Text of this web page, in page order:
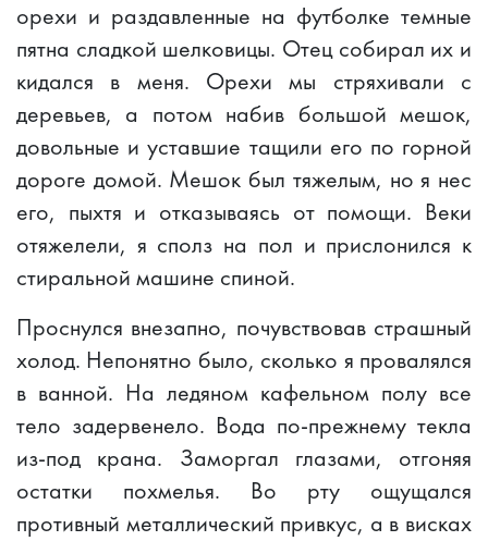
орехи и раздавленные на футболке темные
пятна сладкой шелковицы. Отец собирал их и
кидался в меня. Орехи мы стряхивали с
деревьев, а потом набив большой мешок,
довольные и уставшие тащили его по горной
дороге домой. Мешок был тяжелым, но я нес
его, пыхтя и отказываясь от помощи. Веки
отяжелели, я сполз на пол и прислонился к
стиральной машине спиной.
Проснулся внезапно, почувствовав страшный
холод. Непонятно было, сколько я провалялся
в ванной. На ледяном кафельном полу все
тело задервенело. Вода по-прежнему текла
из-под крана. Заморгал глазами, отгоняя
остатки похмелья. Во рту ощущался
противный металлический привкус, а в висках